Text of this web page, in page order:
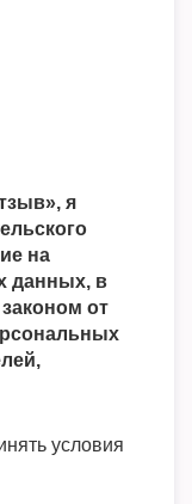
я
на
данных, в
от
условия